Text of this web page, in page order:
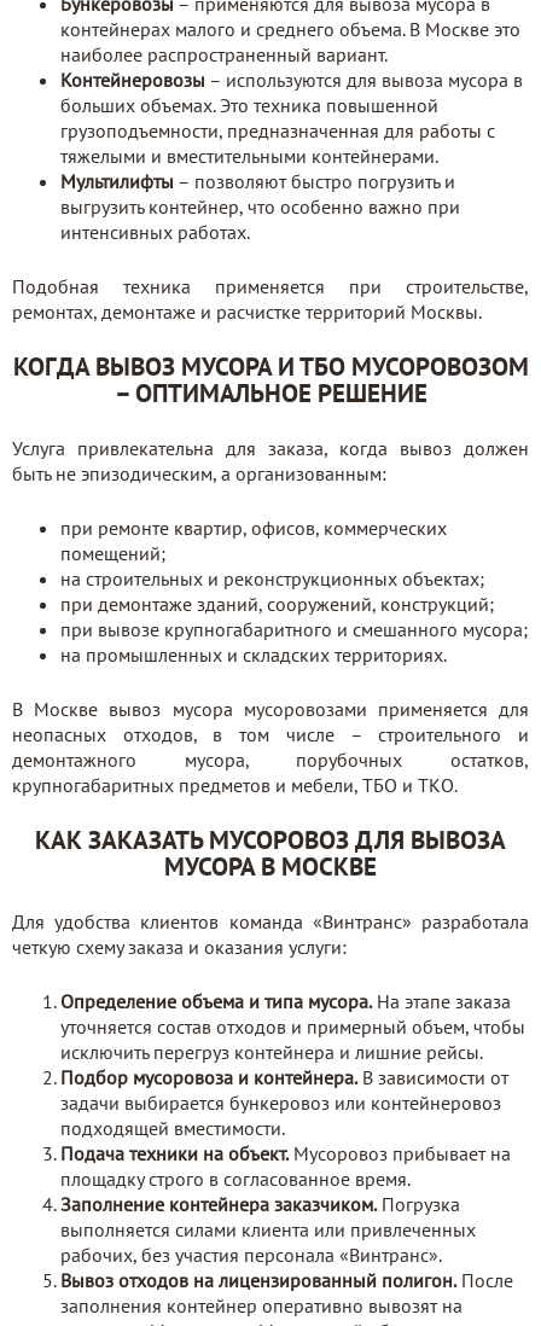
контейнерах малого и среднего объема. В Москве это
наиболее распространенный вариант.
Контейнеровозы – используются для вывоза мусора в
больших объемах. Это техника повышенной
грузоподъемности, предназначенная для работы с
тяжелыми и вместительными контейнерами.
Мультилифты – позволяют быстро погрузить и
выгрузить контейнер, что особенно важно при
интенсивных работах.
Подобная техника применяется при строительстве,
ремонтах, демонтаже и расчистке территорий Москвы.
КОГДА ВЫВОЗ МУСОРА И ТБО МУСОРОВОЗОМ
– ОПТИМАЛЬНОЕ РЕШЕНИЕ
Услуга привлекательна для заказа, когда вывоз должен
быть не эпизодическим, а организованным:
при ремонте квартир, офисов, коммерческих
помещений;
на строительных и реконструкционных объектах;
при демонтаже зданий, сооружений, конструкций;
при вывозе крупногабаритного и смешанного мусора;
на промышленных и складских территориях.
В Москве вывоз мусора мусоровозами применяется для
неопасных отходов, в том числе – строительного и
демонтажного мусора, порубочных остатков,
крупногабаритных предметов и мебели, ТБО и ТКО.
КАК ЗАКАЗАТЬ МУСОРОВОЗ ДЛЯ ВЫВОЗА
МУСОРА В МОСКВЕ
Для удобства клиентов команда «Винтранс» разработала
четкую схему заказа и оказания услуги:
Определение объема и типа мусора.На этапе заказа
уточняется состав отходов и примерный объем, чтобы
исключить перегруз контейнера и лишние рейсы.
Подбор мусоровоза и контейнера.В зависимости от
задачи выбирается бункеровоз или контейнеровоз
подходящей вместимости.
Подача техники на объект.Мусоровоз прибывает на
площадку строго в согласованное время.
Заполнение контейнера заказчиком.Погрузка
выполняется силами клиента или привлеченных
рабочих, без участия персонала «Винтранс».
Вывоз отходов на лицензированный полигон.После
заполнения контейнер оперативно вывозят на